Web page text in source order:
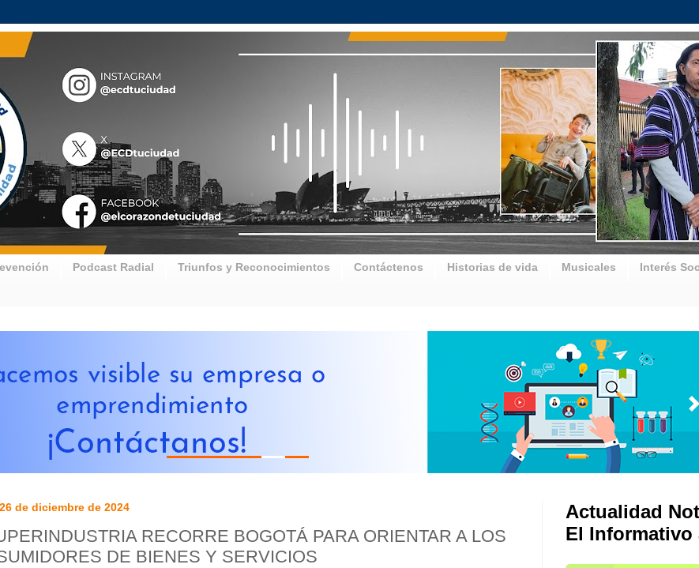
Podcast Radial Triunfos y Reconocimientos Contáctenos Historias de vida Musicales Interés
de diciembre de 2024
RECORRE BOGOTÁ PARA ORIENTAR A LOS
DE BIENES Y SERVICIOS
Actualidad
El Informativo